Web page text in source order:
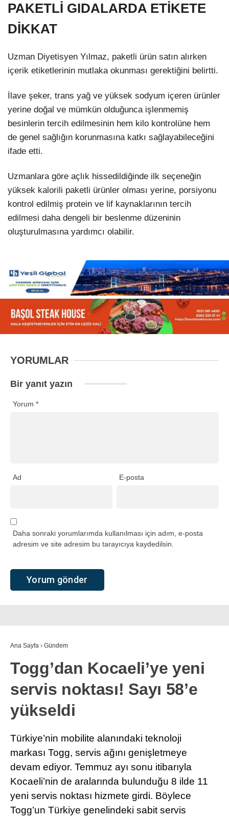
PAKETLİ GIDALARDA ETİKETE
DİKKAT
Uzman Diyetisyen Yılmaz, paketli ürün satın alırken
içerik etiketlerinin mutlaka okunması gerektiğini belirtti.
İlave şeker, trans yağ ve yüksek sodyum içeren ürünler
yerine doğal ve mümkün olduğunca işlenmemiş
besinlerin tercih edilmesinin hem kilo kontrolüne hem
de genel sağlığın korunmasına katkı sağlayabileceğini
ifade etti.
Uzmanlara göre açlık hissedildiğinde ilk seçeneğin
yüksek kalorili paketli ürünler olması yerine, porsiyonu
kontrol edilmiş protein ve lif kaynaklarının tercih
edilmesi daha dengeli bir beslenme düzeninin
oluşturulmasına yardımcı olabilir.
YORUMLAR
Bir yanıt yazın
Yorum *
Ad E-posta
Daha sonraki yorumlarımda kullanılması için adım, e-posta
adresim ve site adresim bu tarayıcıya kaydedilsin.
Ana Sayfa › Gündem
Togg’dan Kocaeli’ye yeni
servis noktası! Sayı 58’e
yükseldi
Türkiye’nin mobilite alanındaki teknoloji
markası Togg, servis ağını genişletmeye
devam ediyor. Temmuz ayı sonu itibarıyla
Kocaeli’nin de aralarında bulunduğu 8 ilde 11
yeni servis noktası hizmete girdi. Böylece
Togg’un Türkiye genelindeki sabit servis